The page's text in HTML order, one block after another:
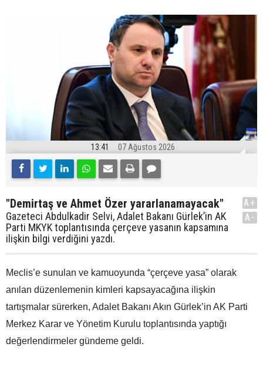
13:41 07 Ağustos 2026
"Demirtaş ve Ahmet Özer yararlanamayacak"
Gazeteci Abdulkadir Selvi, Adalet Bakanı Gürlek’in AK
Parti MKYK toplantısında çerçeve yasanın kapsamına
ilişkin bilgi verdiğini yazdı.
A+
A-
Meclis’e sunulan ve kamuoyunda “çerçeve yasa” olarak
anılan düzenlemenin kimleri kapsayacağına ilişkin
tartışmalar sürerken, Adalet Bakanı Akın Gürlek’in AK Parti
Merkez Karar ve Yönetim Kurulu toplantısında yaptığı
değerlendirmeler gündeme geldi.